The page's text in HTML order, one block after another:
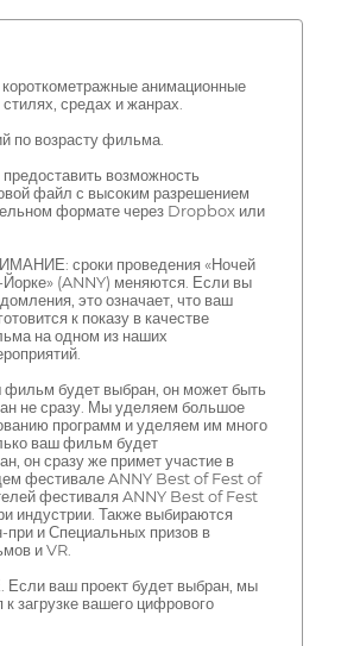
анимационные
средах и жанрах.
по возрасту фильма.
возможность
файл с высоким разрешением
формате через Dropbox или
сроки проведения «Ночей
(ANNY) меняются. Если вы
это означает, что ваш
к показу в качестве
на одном из наших
фильм будет выбран, он может быть
не сразу. Мы уделяем большое
программ и уделяем им много
ваш фильм будет
он сразу же примет участие в
фестивале ANNY Best of Fest of
фестиваля ANNY Best of Fest
индустрии. Также выбираются
при и Специальных призов в
и VR.
ваш проект будет выбран, мы
загрузке вашего цифрового